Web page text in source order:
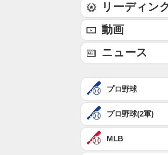
リーディン
動画
ニュース
プロ野球
プロ野球(2軍)
MLB